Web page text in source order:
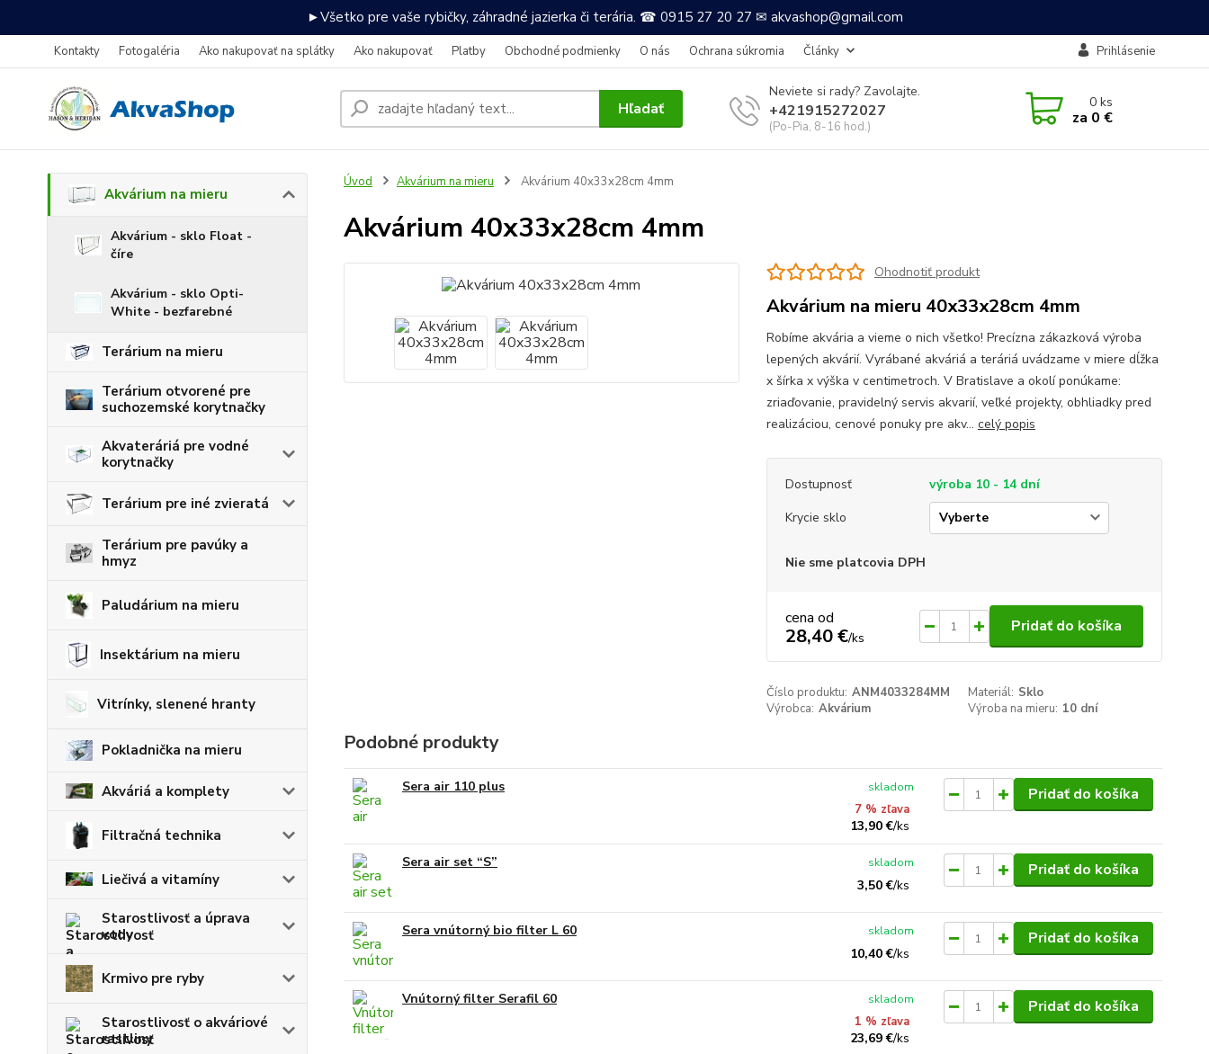
►Všetko pre vaše rybičky, záhradné jazierka či terária. ☎ 0915 27 20 27 ✉ akvashop@gmail.com
Kontakty Fotogaléria Ako nakupovať na splátky Ako nakupovať Platby Obchodné podmienky O nás Ochrana súkromia Články Prihlásenie
Hľadať
Neviete si rady? Zavolajte.
+421915272027
(Po-Pia, 8-16 hod.)
0ks
za 0 €
Akvárium na mieru
Akvárium - sklo Float -
číre
Akvárium - sklo Opti-
White - bezfarebné
Terárium na mieru
Terárium otvorené pre
suchozemské korytnačky
Akvateráriá pre vodné
korytnačky
Terárium pre iné zvieratá
Terárium pre pavúky a
hmyz
Paludárium na mieru
Insektárium na mieru
Vitrínky, slenené hranty
Pokladnička na mieru
Akváriá a komplety
Filtračná technika
Liečivá a vitamíny
Starostlivosť a úprava
vody
Krmivo pre ryby
Starostlivosť o akváriové
rastliny
Úvod Akvárium na mieru Akvárium 40x33x28cm 4mm
Akvárium 40x33x28cm 4mm
Ohodnotiť produkt
Akvárium na mieru 40x33x28cm 4mm
Robíme akvária a vieme o nich všetko! Precízna zákazková výroba
lepených akvárií. Vyrábané akváriá a teráriá uvádzame v miere dĺžka
x šírka x výška v centimetroch. V Bratislave a okolí ponúkame:
zriaďovanie, pravidelný servis akvarií, veľké projekty, obhliadky pred
realizáciou, cenové ponuky pre akv... celý popis
Dostupnosť
výroba 10 - 14 dní
Krycie sklo
Nie sme platcovia DPH
cena od
28,40 €/ks
Pridať do košíka
Číslo produktu: ANM4033284MM Materiál: Sklo
Výrobca: Akvárium Výroba na mieru: 10 dní
Podobné produkty
Sera air 110 plus
7 % zľava
13,90 €/ks
skladom Pridať do košíka
Sera air set “S”
3,50 €/ks
skladom Pridať do košíka
Sera vnútorný bio filter L 60
10,40 €/ks
skladom Pridať do košíka
Vnútorný filter Serafil 60
1 % zľava
23,69 €/ks
skladom Pridať do košíka